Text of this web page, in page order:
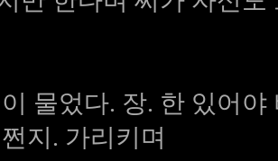
물었다. 장. 한 있어야
지. 가리키며